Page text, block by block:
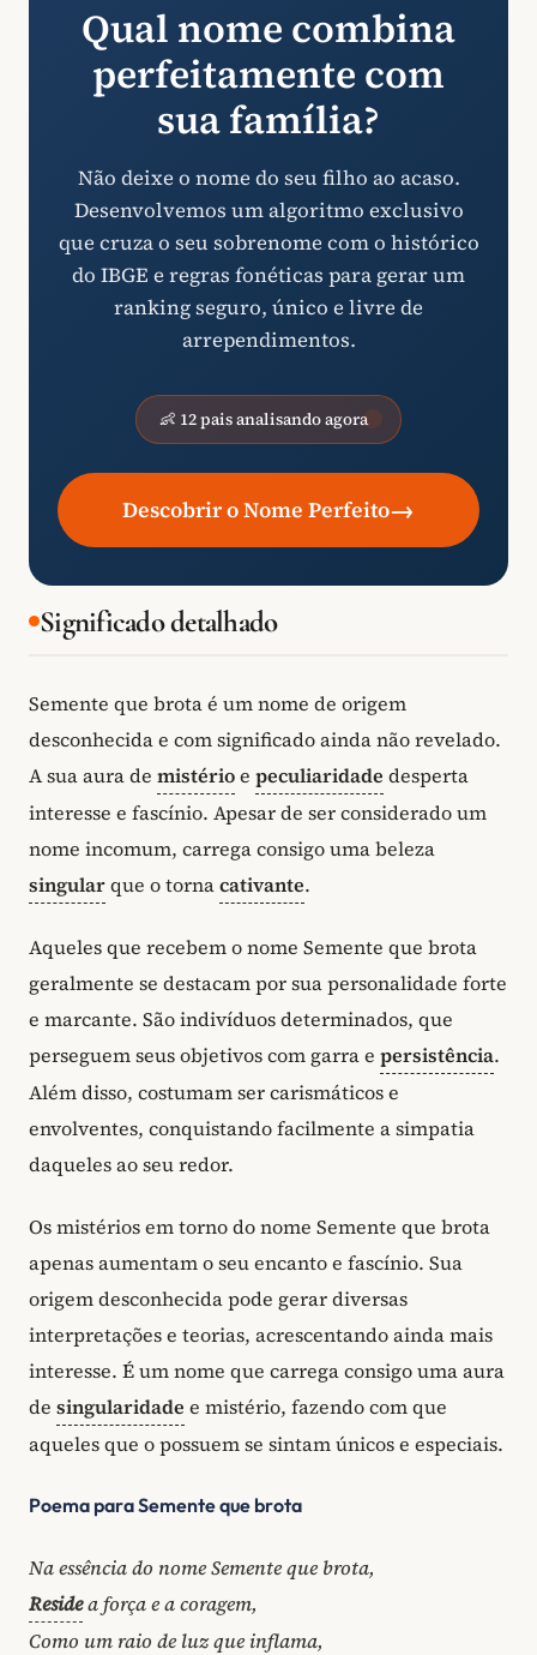
Qual nome combina
perfeitamente com
sua família?
Não deixe o nome do seu filho ao acaso.
Desenvolvemos um algoritmo exclusivo
que cruza o seu sobrenome com o histórico
do IBGE e regras fonéticas para gerar um
ranking seguro, único e livre de
arrependimentos.
👶 12 pais analisando agora
Descobrir o Nome Perfeito→
Significado detalhado
Semente que brota é um nome de origem
desconhecida e com significado ainda não revelado.
A sua aura de mistérioe peculiaridade desperta
interesse e fascínio. Apesar de ser considerado um
nome incomum, carrega consigo uma beleza
singularque o tornacativante.
Aqueles que recebem o nome Semente que brota
geralmente se destacam por sua personalidade forte
e marcante. São indivíduos determinados, que
perseguem seus objetivos com garra e persistência.
Além disso, costumam ser carismáticos e
envolventes, conquistando facilmente a simpatia
daqueles ao seu redor.
Os mistérios em torno do nome Semente que brota
apenas aumentam o seu encanto e fascínio. Sua
origem desconhecida pode gerar diversas
interpretações e teorias, acrescentando ainda mais
interesse. É um nome que carrega consigo uma aura
de singularidade e mistério, fazendo com que
aqueles que o possuem se sintam únicos e especiais.
Poema para Semente que brota
Na essência do nome Semente que brota,
Residea força e a coragem,
Como um raio de luz que inflama,